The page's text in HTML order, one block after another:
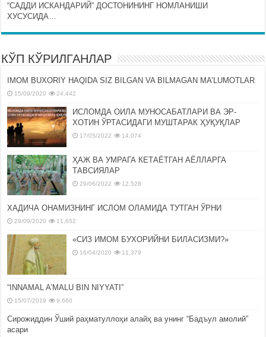
“САДДИ ИСКАНДАРИЙ” ДОСТОНИНИНГ НОМЛАНИШИ
ХУСУСИДА…
КЎП КЎРИЛГАНЛАР
IMOM BUXORIY HAQIDA SIZ BILGAN VA BILMAGAN MA’LUMOTLAR
15/09/2020 24,442
ИСЛОМДА ОИЛА МУНОСАБАТЛАРИ ВА ЭР-
ХОТИН ЎРТАСИДАГИ МУШТАРАК ҲУҚУҚЛАР
17/05/2022 14,074
ҲАЖ ВА УМРАГА КЕТАЁТГАН АЁЛЛАРГА
ТАВСИЯЛАР
29/06/2022 12,528
ХАДИЧА ОНАМИЗНИНГ ИСЛОМ ОЛАМИДА ТУТГАН ЎРНИ
29/09/2020 11,652
«СИЗ ИМОМ БУХОРИЙНИ БИЛАСИЗМИ?»
16/04/2020 11,379
“INNAMAL A’MALU BIN NIYYATI”
15/07/2019 9,660
Сирожиддин Ўший раҳматуллоҳи алайҳ ва унинг “Бадъул амолий”
асари